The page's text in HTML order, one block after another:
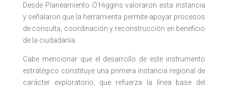
Desde Planeamiento O’Higgins valoraron esta instancia
y señalaron que la herramienta permite apoyar procesos
de consulta, coordinación y reconstrucción en beneficio
de la ciudadanía.
Cabe mencionar que el desarrollo de este instrumento
estratégico constituye una primera instancia regional de
carácter exploratorio, que refuerza la línea base del